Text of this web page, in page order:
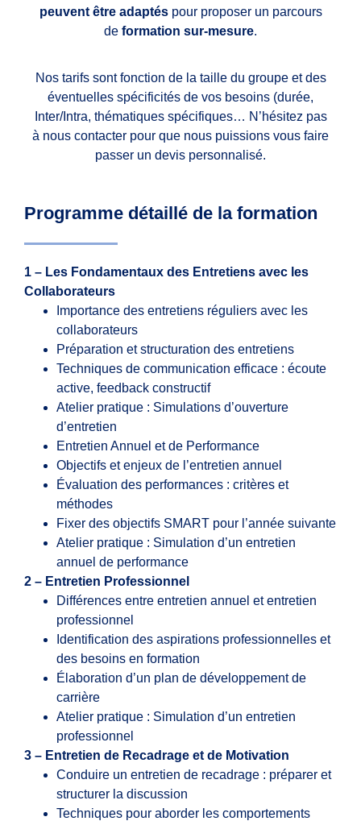
peuvent être adaptéspour proposer un parcours
de formation sur-mesure.
Nos tarifs sont fonction de la taille du groupe et des
éventuelles spécificités de vos besoins (durée,
Inter/Intra, thématiques spécifiques… N’hésitez pas
à nous contacter pour que nous puissions vous faire
passer un devis personnalisé.
Programme détaillé de la formation
1 – Les Fondamentaux des Entretiens avec les
Collaborateurs
Importance des entretiens réguliers avec les
collaborateurs
Préparation et structuration des entretiens
Techniques de communication efficace : écoute
active, feedback constructif
Atelier pratique : Simulations d’ouverture
d’entretien
Entretien Annuel et de Performance
Objectifs et enjeux de l’entretien annuel
Évaluation des performances : critères et
méthodes
Fixer des objectifs SMART pour l’année suivante
Atelier pratique : Simulation d’un entretien
annuel de performance
2 – Entretien Professionnel
Différences entre entretien annuel et entretien
professionnel
Identification des aspirations professionnelles et
des besoins en formation
Élaboration d’un plan de développement de
carrière
Atelier pratique : Simulation d’un entretien
professionnel
3 – Entretien de Recadrage et de Motivation
Conduire un entretien de recadrage : préparer et
structurer la discussion
Techniques pour aborder les comportements